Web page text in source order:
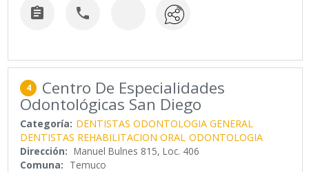
 
4 Centro De Especialidades
Odontológicas San Diego
Categoría: DENTISTAS ODONTOLOGIA GENERAL
DENTISTAS REHABILITACION ORAL ODONTOLOGIA
Dirección: Manuel Bulnes 815, Loc. 406
Comuna: Temuco